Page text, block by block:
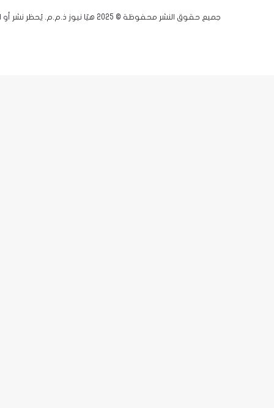
جميع حقوق النشر محفوظة © 2025 هيّا نيوز ذ.م.م. يُحظر نشر أو اقتباس أي مادة دون إذن مسبق.